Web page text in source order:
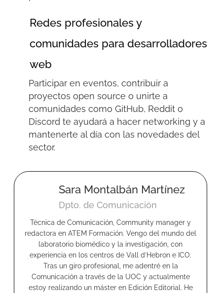
Redes profesionales y
comunidades para desarrolladores
web
Participar en eventos, contribuir a
proyectos open source o unirte a
comunidades como GitHub, Reddit o
Discord te ayudará a hacer networking y a
mantenerte al día con las novedades del
sector.
Sara Montalbán Martínez
Dpto. de Comunicación
Técnica de Comunicación, Community manager y
redactora en ATEM Formación. Vengo del mundo del
laboratorio biomédico y la investigación, con
experiencia en los centros de Vall d’Hebron e ICO.
Tras un giro profesional, me adentré en la
Comunicación a través de la UOC y actualmente
estoy realizando un máster en Edición Editorial. He